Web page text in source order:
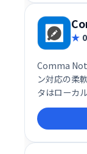
Comma
ン対応の柔
タはローカ
ん。安心し
環境を提供し